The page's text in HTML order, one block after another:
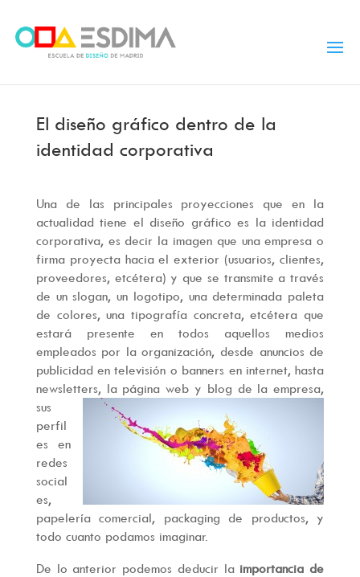
El diseño gráfico dentro de la
identidad corporativa
Una de las principales proyecciones que en la
actualidad tiene el diseño gráfico es la identidad
corporativa, es decir la imagen que una empresa o
firma proyecta hacia el exterior (usuarios, clientes,
proveedores, etcétera) y que se transmite a través
de un slogan, un logotipo, una determinada paleta
de colores, una tipografía concreta, etcétera que
estará presente en todos aquellos medios
empleados por la organización, desde anuncios de
publicidad en televisión o banners en internet, hasta
newsletters, la página web y blog de la empresa,
sus
perfil
es en
redes
social
es,
papelería comercial, packaging de productos, y
todo cuanto podamos imaginar.
De lo anterior podemos deducir la importancia de